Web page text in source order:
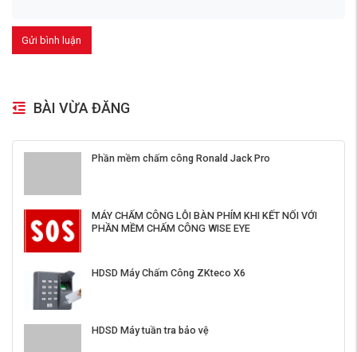
Gửi bình luận
BÀI VỪA ĐĂNG
Phần mềm chấm công Ronald Jack Pro
MÁY CHẤM CÔNG LỖI BÀN PHÍM KHI KẾT NỐI VỚI
PHẦN MỀM CHẤM CÔNG WISE EYE
HDSD Máy Chấm Công ZKteco X6
HDSD Máy tuần tra bảo vệ